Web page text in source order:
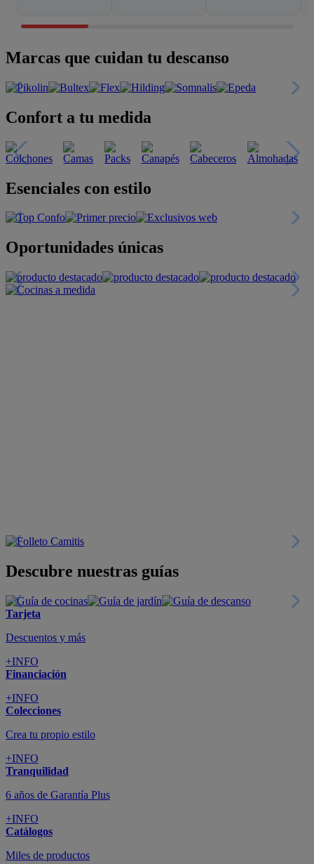
Marcas que cuidan tu descanso
Confort a tu medida
Esenciales con estilo
Oportunidades únicas
Descubre nuestras guías
Tarjeta
Descuentos y más
+INFO
Financiación
+INFO
Colecciones
Crea tu propio estilo
+INFO
Tranquilidad
6 años de Garantía Plus
+INFO
Catálogos
Miles de productos